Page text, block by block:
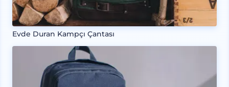
Evde Duran Kampçı Çantası